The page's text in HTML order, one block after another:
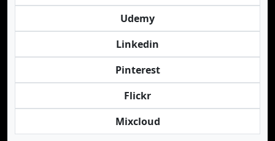
Udemy
Linkedin
Pinterest
Flickr
Mixcloud